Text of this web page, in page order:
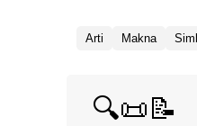
dengan menampilkan
mengekspresikanTanda2
Arti Makna
🔍📜📝